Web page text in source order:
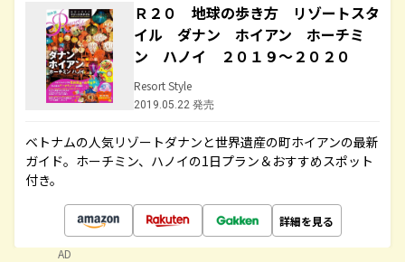
Ｒ２０ 地球の歩き方 リゾートスタ
イル ダナン ホイアン ホーチミ
ン ハノイ ２０１９～２０２０
Resort Style
2019.05.22 発売
ベトナムの人気リゾートダナンと世界遺産の町ホイアンの最新
ガイド。ホーチミン、ハノイの1日プラン＆おすすめスポット
付き。
詳細を見る
AD